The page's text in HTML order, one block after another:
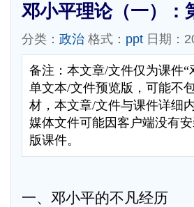
邓小平理论（一）：
分类： 政治 格式： ppt 日期：
备注：本文章/文件仅为课件
单文本/文件预览版，可能不
材，本文章/文件与课件详细
媒体文件可能因客户端没有
版课件。
一、邓小平的不凡经历